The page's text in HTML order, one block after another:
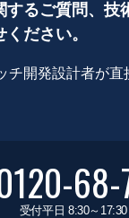
するご質問、技
ださい。
チ開発設計者が直
68-
受付平日 8:30～17:30